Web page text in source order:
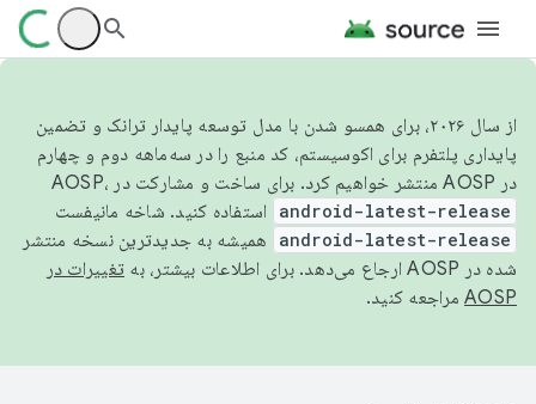
از سال ۲۰۲۶، برای همسو شدن با مدل توسعه پایدار ترانک و تضمین
پایداری پلتفرم برای اکوسیستم، کد منبع را در سه‌ماهه دوم و چهارم
در AOSP منتشر خواهیم کرد. برای ساخت و مشارکت در AOSP،
android-latest-release استفاده کنید. شاخه مانیفست
android-latest-release
همیشه به جدیدترین نسخه منتشر
شده در AOSP ارجاع می‌دهد. برای اطلاعات بیشتر، به
تغییرات در
AOSP مراجعه کنید.